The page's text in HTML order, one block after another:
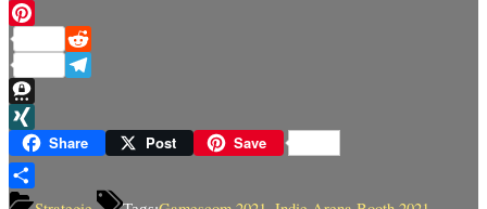
Messenger
Pinterest
Reddit
Telegram
Threema
XINGShare Post Save
Teilen